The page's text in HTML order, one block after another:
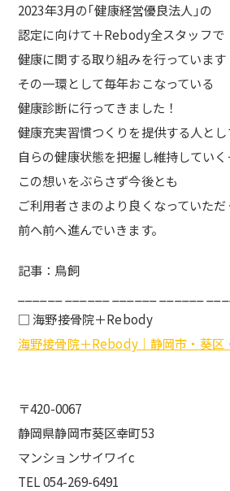
2023年3月の｢健康経営優良法人｣の
認定に向けて＋Rebody全スタッフで
健康に関する取り組みを行っています
その一環として毎年おこなっている
健康診断に行ってきました！
健康充実習慣つくりを提供する人とし
自らの健康状態を把握し維持していく
この想いをぶらさず今後とも
ご利用者さまのより良くなっていた
前へ前へ進んでいきます。
記事：鳥飼
□ 海野接骨院＋Rebody
海野接骨院＋Rebody｜静岡市・葵区
〒420-0067
静岡県静岡市葵区幸町53
マンションサイワイc
TEL 054-269-6491